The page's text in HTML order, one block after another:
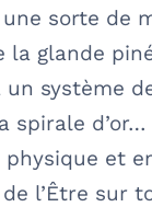
sorte de
la glande
un système
spirale d’or…
et
de l’Être sur